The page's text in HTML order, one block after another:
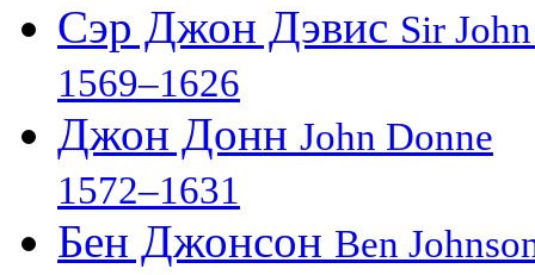
Сэр Джон Дэвис Sir
1569–1626
Джон Донн John Donne
1572–1631
Бен Джонсон Ben